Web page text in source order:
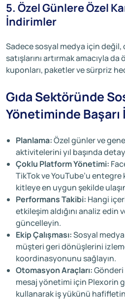
5. Özel Günlere Özel
İndirimler
Sadece sosyal medya için değil,
satışlarını artırmak amacıyla
kuponları, paketler ve sürpriz
Gıda Sektöründe
Yönetiminde Başarı
Planlama:Özel günler ve
aktivitelerini yıl başında
Çoklu Platform Yönetimi:
TikTok ve YouTube’u
kitleye en uygun şekilde
Performans Takibi: Hangi
etkileşim aldığını analiz
güncelleyin.
Ekip Çalışması:Sosyal
müşteri geri dönüşlerini
koordinasyonunu sağlayın.
Otomasyon Araçları:
mesaj yönetimi için Plexorin
kullanarak iş yükünü